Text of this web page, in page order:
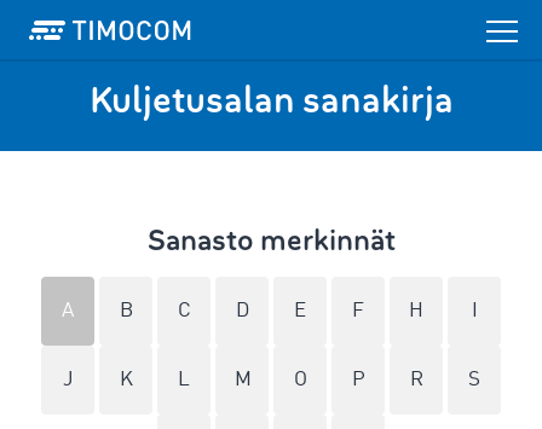
Kuljetusalan sanakirja
Sanasto merkinnät
A B C D E F H
J K L M O P R S